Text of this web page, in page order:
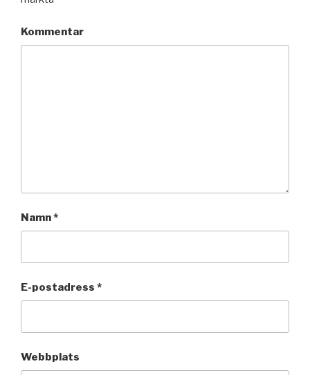
Kommentar
Namn*
E-postadress *
Webbplats